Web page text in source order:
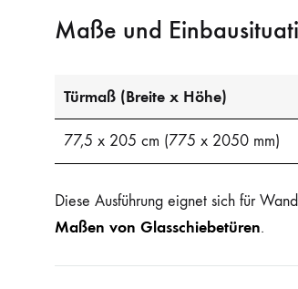
Maße und
Türmaß (Breite x Höhe)
77,5 x 205 cm (775 x 2050 mm)
Diese Ausführung eignet sich für
Maßen von Glasschiebetüren.